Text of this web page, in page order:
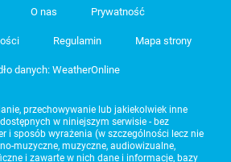
O nas Prywatność
Regulamin Mapa strony
danych: WeatherOnline
przechowywanie lub jakiekolwiek inne
w niniejszym serwisie - bez
i sposób wyrażenia (w szczególności lecz nie
muzyczne, muzyczne, audiowizualne,
i zawarte w nich dane i informacje, bazy